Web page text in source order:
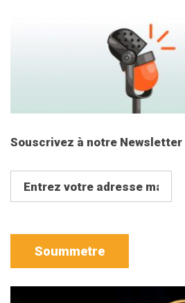
Souscrivez à notre Newsletter